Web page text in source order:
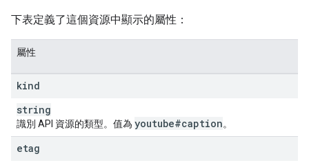
下表定義了這個資源中顯示的屬性：
屬性
kind
string
識別 API 資源的類型。值為 youtube#caption。
etag